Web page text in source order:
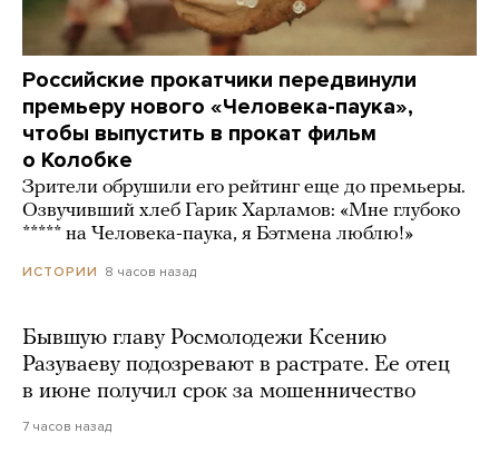
Российские прокатчики передвинули
премьеру нового «Человека-паука»,
чтобы выпустить в прокат фильм
о Колобке
Зрители обрушили его рейтинг еще до премьеры.
Озвучивший хлеб Гарик Харламов: «Мне глубоко
***** на Человека-паука, я Бэтмена люблю!»
ИСТОРИИ 8 часов назад
Бывшую главу Росмолодежи Ксению
Разуваеву подозревают в растрате. Ее отец
в июне получил срок за мошенничество
7 часов назад